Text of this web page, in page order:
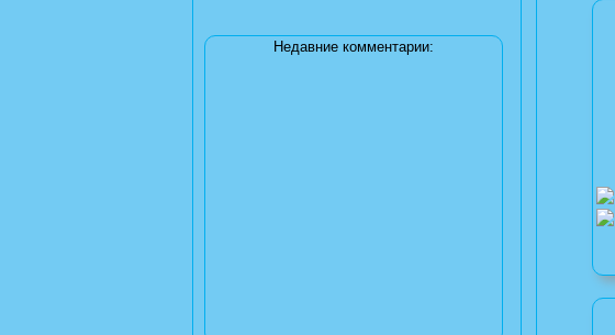
Недавние комментарии: